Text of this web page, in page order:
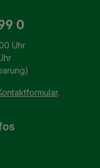
0
Uhr
.